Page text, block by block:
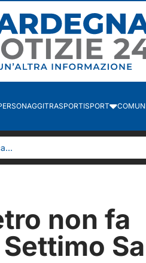
TRASPORTISPORT
non fa